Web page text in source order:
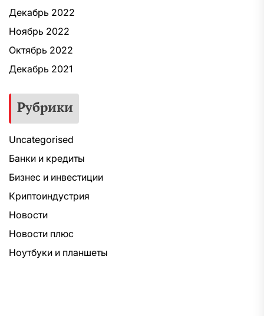
Декабрь 2022
Ноябрь 2022
Октябрь 2022
Декабрь 2021
Рубрики
Uncategorised
Банки и кредиты
Бизнес и инвестиции
Криптоиндустрия
Новости
Новости плюс
Ноутбуки и планшеты